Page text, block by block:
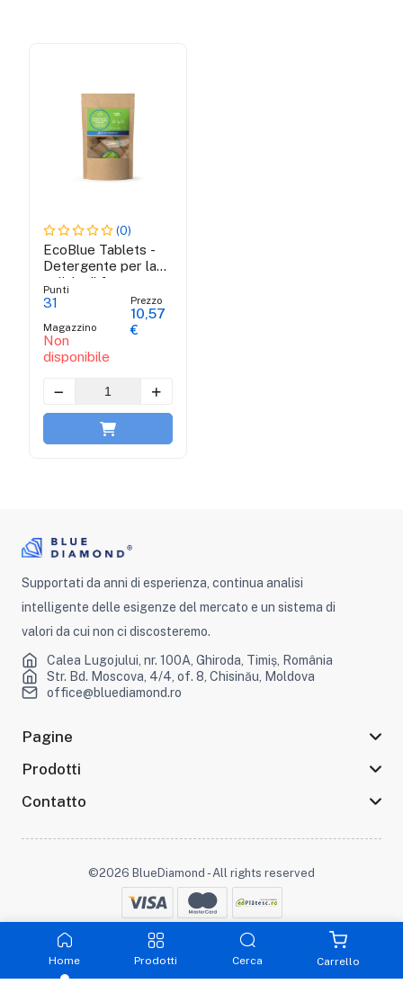
Home Prodotti Cerca Carrello
(0)
EcoBlue Tablets -
Detergente per la
pulizia di frutta e
verdura
Punti
31
Magazzino
Non
disponibile
Prezzo
10,57
€
Supportati da anni di esperienza, continua analisi
intelligente delle esigenze del mercato e un sistema di
valori da cui non ci discosteremo.
Calea Lugojului, nr. 100A, Ghiroda, Timiș, România
Str. Bd. Moscova, 4/4, of. 8, Chisinău, Moldova
office@bluediamond.ro
Pagine
Prodotti
Contatto
©2026 BlueDiamond - All rights reserved
Rimani connesso :